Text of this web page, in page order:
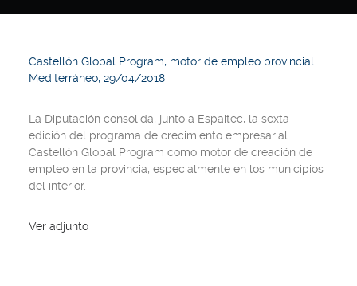
Castellón Global Program, motor de empleo provincial.
Mediterráneo, 29/04/2018
La Diputación consolida, junto a Espaitec, la sexta
edición del programa de crecimiento empresarial
Castellón Global Program como motor de creación de
empleo en la provincia, especialmente en los municipios
del interior.
Ver adjunto